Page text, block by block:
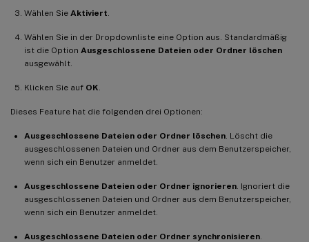
Wählen Sie Aktiviert
Wählen Sie in der Dropdownliste eine Option aus. Standardmäßig
ist die Option Ausgeschlossene Dateien oder Ordner löschen
ausgewählt.
Klicken Sie auf OK
Dieses Feature hat die folgenden drei Optionen:
Ausgeschlossene Dateien oder Ordner löschen . Löscht die
ausgeschlossenen Dateien und Ordner aus dem Benutzerspeicher,
wenn sich ein Benutzer anmeldet.
Ausgeschlossene Dateien oder Ordner ignorieren . Ignoriert die
ausgeschlossenen Dateien und Ordner aus dem Benutzerspeicher,
wenn sich ein Benutzer anmeldet.
Ausgeschlossene Dateien oder Ordner synchronisieren